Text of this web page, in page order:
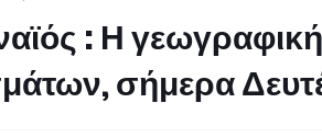
: Η
σήμερα